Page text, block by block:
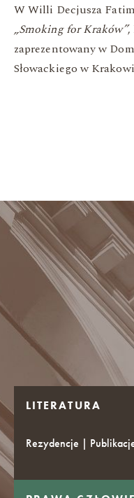
W Willi Decjusza
„Smoking for Kraków”,
zaprezentowany w
Słowackiego w
LITERATURA
Rezydencje |